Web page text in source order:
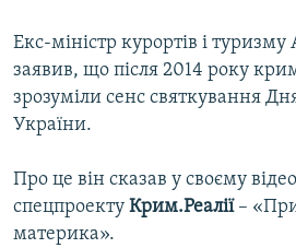
Усі сайти RFE/RL
Екс-міністр курортів і
заявив, що після 2014 року
зрозуміли сенс святкування
України.
Про це він сказав у своєму
спецпроекту Крим.Реалії –
материка».